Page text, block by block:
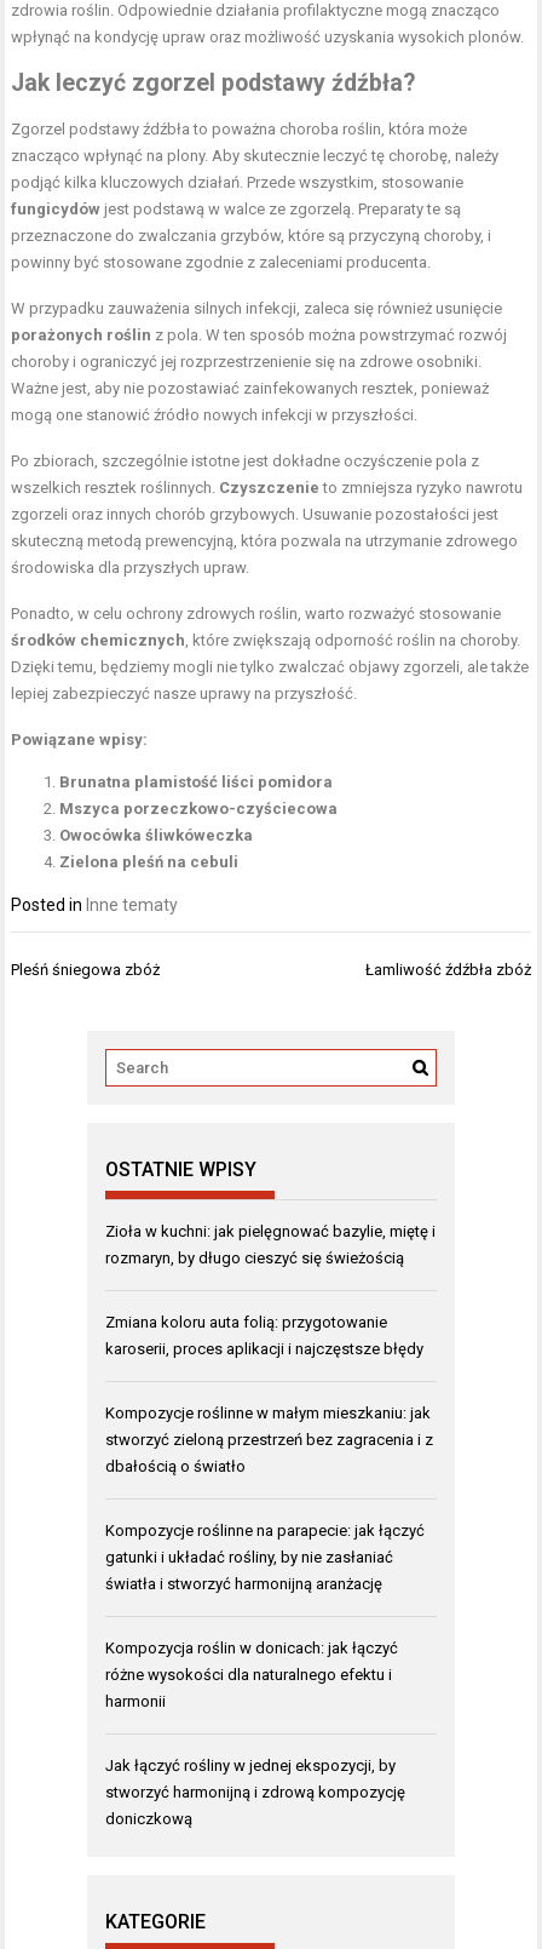
zdrowia roślin. Odpowiednie działania profilaktyczne mogą znacząco
wpłynąć na kondycję upraw oraz możliwość uzyskania wysokich plonów.
Jak leczyć zgorzel podstawy źdźbła?
Zgorzel podstawy źdźbła to poważna choroba roślin, która może
znacząco wpłynąć na plony. Aby skutecznie leczyć tę chorobę, należy
podjąć kilka kluczowych działań. Przede wszystkim, stosowanie
fungicydów jest podstawą w walce ze zgorzelą. Preparaty te są
przeznaczone do zwalczania grzybów, które są przyczyną choroby, i
powinny być stosowane zgodnie z zaleceniami producenta.
W przypadku zauważenia silnych infekcji, zaleca się również usunięcie
porażonych roślin z pola. W ten sposób można powstrzymać rozwój
choroby i ograniczyć jej rozprzestrzenienie się na zdrowe osobniki.
Ważne jest, aby nie pozostawiać zainfekowanych resztek, ponieważ
mogą one stanowić źródło nowych infekcji w przyszłości.
Po zbiorach, szczególnie istotne jest dokładne oczyśczenie pola z
wszelkich resztek roślinnych. Czyszczenie to zmniejsza ryzyko nawrotu
zgorzeli oraz innych chorób grzybowych. Usuwanie pozostałości jest
skuteczną metodą prewencyjną, która pozwala na utrzymanie zdrowego
środowiska dla przyszłych upraw.
Ponadto, w celu ochrony zdrowych roślin, warto rozważyć stosowanie
środków chemicznych, które zwiększają odporność roślin na choroby.
Dzięki temu, będziemy mogli nie tylko zwalczać objawy zgorzeli, ale także
lepiej zabezpieczyć nasze uprawy na przyszłość.
Powiązane wpisy:
Brunatna plamistość liści pomidora
Mszyca porzeczkowo-czyściecowa
Owocówka śliwkóweczka
Zielona pleśń na cebuli
Posted in Inne tematy
Nawigacja
Pleśń śniegowa zbóż Łamliwość źdźbła zbóż
OSTATNIE WPISY
Zioła w kuchni: jak pielęgnować bazylie, miętę i
rozmaryn, by długo cieszyć się świeżością
Zmiana koloru auta folią: przygotowanie
karoserii, proces aplikacji i najczęstsze błędy
Kompozycje roślinne w małym mieszkaniu: jak
stworzyć zieloną przestrzeń bez zagracenia i z
dbałością o światło
Kompozycje roślinne na parapecie: jak łączyć
gatunki i układać rośliny, by nie zasłaniać
światła i stworzyć harmonijną aranżację
Kompozycja roślin w donicach: jak łączyć
różne wysokości dla naturalnego efektu i
harmonii
Jak łączyć rośliny w jednej ekspozycji, by
stworzyć harmonijną i zdrową kompozycję
doniczkową
KATEGORIE